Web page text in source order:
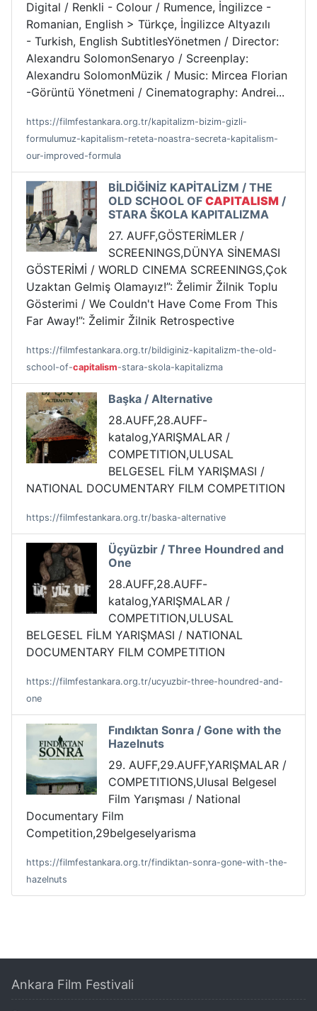
Digital / Renkli - Colour / Rumence, İngilizce -
Romanian, English > Türkçe, İngilizce Altyazılı
- Turkish, English SubtitlesYönetmen / Director:
Alexandru SolomonSenaryo / Screenplay:
Alexandru SolomonMüzik / Music: Mircea Florian
-Görüntü Yönetmeni / Cinematography: Andrei...
https://filmfestankara.org.tr/kapitalizm-bizim-gizli-
formulumuz-kapitalism-reteta-noastra-secreta-kapitalism-
our-improved-formula
BİLDİĞİNİZ KAPİTALİZM / THE
OLD SCHOOL OF CAPITALISM /
STARA ŠKOLA KAPITALIZMA
27. AUFF,GÖSTERİMLER /
SCREENINGS,DÜNYA SİNEMASI
GÖSTERİMİ / WORLD CINEMA SCREENINGS,Çok
Uzaktan Gelmiş Olamayız!”: Želimir Žilnik Toplu
Gösterimi / We Couldn't Have Come From This
Far Away!”: Želimir Žilnik Retrospective
https://filmfestankara.org.tr/bildiginiz-kapitalizm-the-old-
school-of-capitalism-stara-skola-kapitalizma
Başka / Alternative
28.AUFF,28.AUFF-
katalog,YARIŞMALAR /
COMPETITION,ULUSAL
BELGESEL FİLM YARIŞMASI /
NATIONAL DOCUMENTARY FILM COMPETITION
https://filmfestankara.org.tr/baska-alternative
Üçyüzbir / Three Houndred and
One
28.AUFF,28.AUFF-
katalog,YARIŞMALAR /
COMPETITION,ULUSAL
BELGESEL FİLM YARIŞMASI / NATIONAL
DOCUMENTARY FILM COMPETITION
https://filmfestankara.org.tr/ucyuzbir-three-houndred-and-
one
Fındıktan Sonra / Gone with the
Hazelnuts
29. AUFF,29.AUFF,YARIŞMALAR /
COMPETITIONS,Ulusal Belgesel
Film Yarışması / National
Documentary Film
Competition,29belgeselyarisma
https://filmfestankara.org.tr/findiktan-sonra-gone-with-the-
hazelnuts
Ankara Film Festivali